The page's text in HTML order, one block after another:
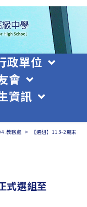
政單位
會
資訊
教務處 > 【選組】113-2期末高
式選組至